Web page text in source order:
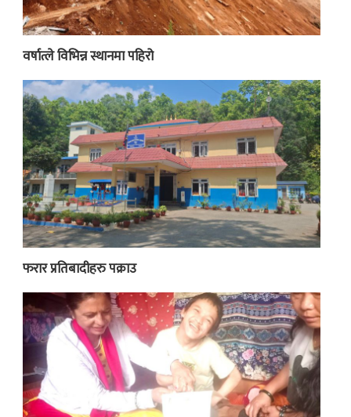
वर्षात्ले विभिन्न स्थानमा पहिरो
फरार प्रतिबादीहरु पक्राउ